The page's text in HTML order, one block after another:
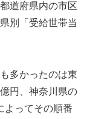
道府県内の市区
別「受給世帯当
多かったのは東
円、神奈川県の
よってその順番